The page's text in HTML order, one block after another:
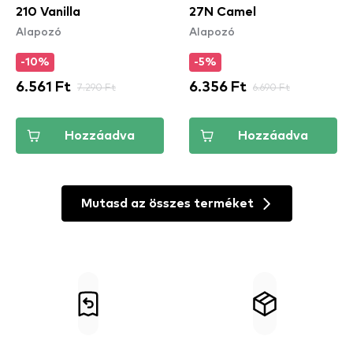
210 Vanilla
Alapozó
-10%
6.561 Ft 7.290 Ft
Hozzáadva
27N Camel
Alapozó
-5%
6.356 Ft 6.690 Ft
Hozzáadva
Mutasd az összes terméket